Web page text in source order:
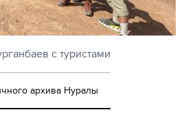
с туристами
архива Нуралы